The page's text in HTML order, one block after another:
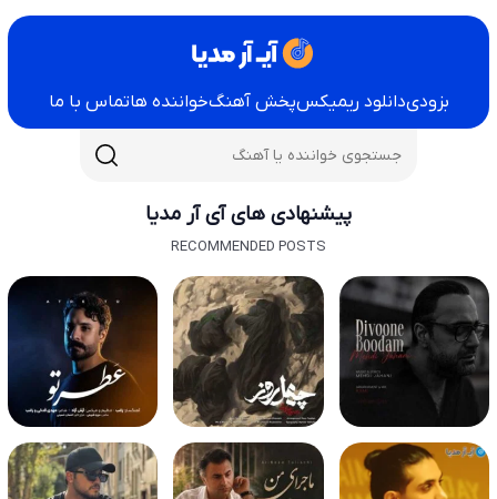
بزودیدانلود ریمیکسپخش آهنگخواننده هاتماس با ما
پیشنهادی های آی آر مدیا
RECOMMENDED POSTS